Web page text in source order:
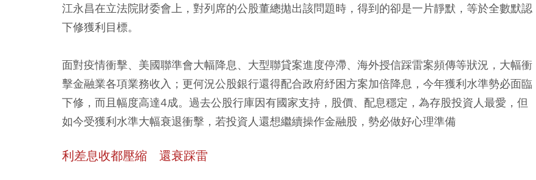
江永昌在立法院財委會上，對列席的公股董總拋出該問題時，得到的卻是一片靜默，等於全數默認
下修獲利目標。
面對疫情衝擊、美國聯準會大幅降息、大型聯貸案進度停滯、海外授信踩雷案頻傳等狀況，大幅衝
擊金融業各項業務收入；更何況公股銀行還得配合政府紓困方案加倍降息，今年獲利水準勢必面臨
下修，而且幅度高達4成。過去公股行庫因有國家支持，股價、配息穩定，為存股投資人最愛，但
如今受獲利水準大幅衰退衝擊，若投資人還想繼續操作金融股，勢必做好心理準備
利差息收都壓縮 還衰踩雷